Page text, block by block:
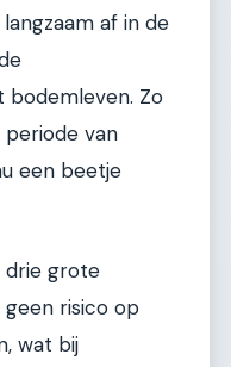
af in de
Zo
van
een beetje
drie grote
risico op
wat bij